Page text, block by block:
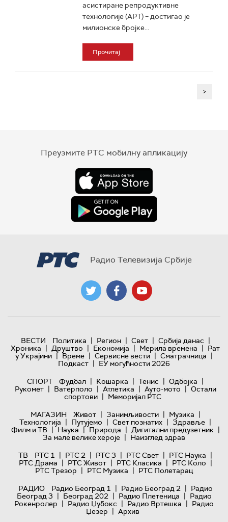
асистиране репродуктивне
технологије (АРТ) – достигао је
милионске бројке...
Прочитај
>
Преузмите РТС мобилну апликацију
Радио Телевизија Србије
ВЕСТИ Политика | Регион | Свет | Србија данас |
Хроника | Друштво | Економија | Мерила времена | Рат
у Украјини | Време | Сервисне вести | Сматрачница |
Подкаст | ЕУ могућности 2026
СПОРТ
Фудбал | Кошарка | Тенис | Одбојка |
Рукомет | Ватерполо | Атлетика | Ауто-мото | Остали
спортови | Меморијал РТС
МАГАЗИН
Живот | Занимљивости | Музика |
Технологијa | Путујемо | Свет познатих | Здравље |
Филм и ТВ | Наука | Природа | Дигитални предузетник |
За мале велике хероје | Наизглед здрав
ТВ
РТС 1 | РТС 2 | РТС 3 | РТС Свет | РТС Наука |
РТС Драма | РТС Живот | РТС Класика | РТС Коло |
РТС Трезор | РТС Музика | РТС Полетарац
РАДИО
Радио Београд 1 | Радио Београд 2 | Радио
Београд 3 | Београд 202 | Радио Плетеница | Радио
Рокенролер | Радио Џубокс | Радио Вртешка | Радио
Џезер | Архив